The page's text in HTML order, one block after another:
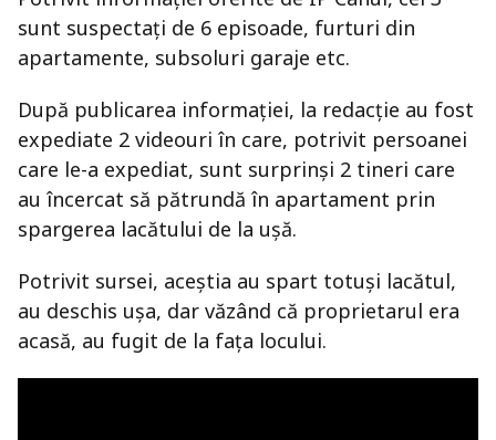
sunt suspectați de 6 episoade, furturi din
apartamente, subsoluri garaje etc.
După publicarea informației, la redacție au fost
expediate 2 videouri în care, potrivit persoanei
care le-a expediat, sunt surprinși 2 tineri care
au încercat să pătrundă în apartament prin
spargerea lacătului de la ușă.
Potrivit sursei, aceștia au spart totuși lacătul,
au deschis ușa, dar văzând că proprietarul era
acasă, au fugit de la fața locului.